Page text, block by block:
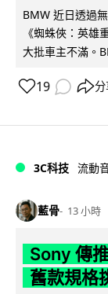
BMW 近日透過
《蜘蛛俠：英雄
大批車主不滿。
19
3C科技 流動
藍骨 13 小時
Sony 傳
舊款規格